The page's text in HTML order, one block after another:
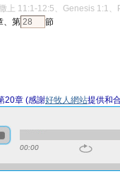
上 11:1-12:5、Genesis 1:1
、第
節
20章 (感謝好牧人網站提供和
00:00